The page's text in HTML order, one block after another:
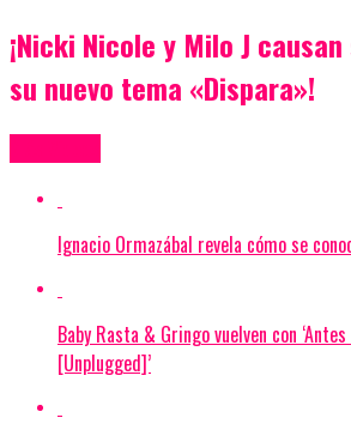
¡Nicki Nicole y Milo J
su nuevo tema «Dispara»!
Ignacio Ormazábal revela cómo se
Baby Rasta & Gringo vuelven con
[Unplugged]’